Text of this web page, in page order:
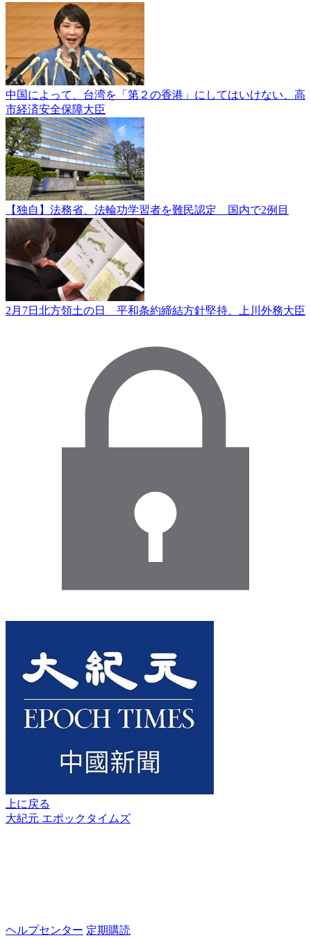
中国によって、台湾を「第２の香港」にしてはいけない、高
市経済安全保障大臣
【独自】法務省、法輪功学習者を難民認定 国内で2例目
2月7日北方領土の日 平和条約締結方針堅持、上川外務大臣
上に戻る
大紀元 エポックタイムズ
ヘルプセンター 定期購読